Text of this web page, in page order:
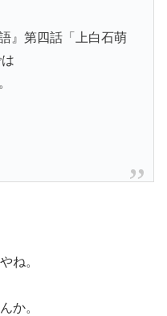
』第四話「上白石萌
ね。
か。